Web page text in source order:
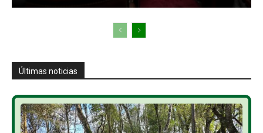
Últimas noticias